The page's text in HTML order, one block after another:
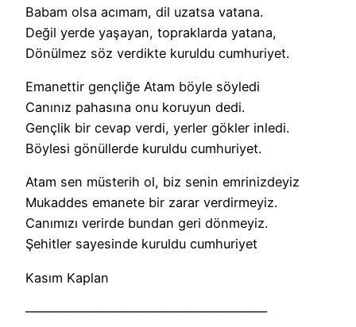
Babam olsa acımam, dil uzatsa vatana.
Değil yerde yaşayan, topraklarda yatana,
Dönülmez söz verdikte kuruldu cumhuriyet.
Emanettir gençliğe Atam böyle söyledi
Canınız pahasına onu koruyun dedi.
Gençlik bir cevap verdi, yerler gökler inledi.
Böylesi gönüllerde kuruldu cumhuriyet.
Atam sen müsterih ol, biz senin emrinizdeyiz
Mukaddes emanete bir zarar verdirmeyiz.
Canımızı verirde bundan geri dönmeyiz.
Şehitler sayesinde kuruldu cumhuriyet
Kasım Kaplan
———————————————————